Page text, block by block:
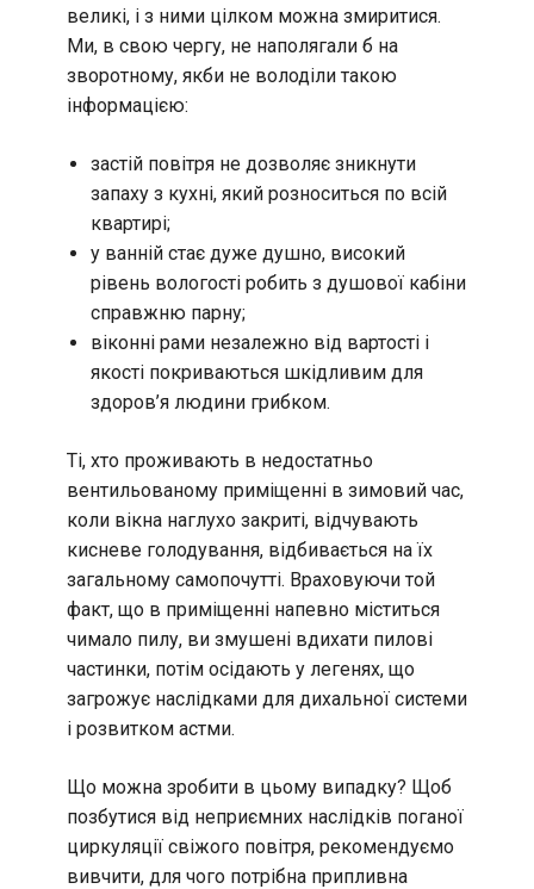
великі, і з ними цілком можна змиритися.
Ми, в свою чергу, не наполягали б на
зворотному, якби не володіли такою
інформацією:
застій повітря не дозволяє зникнути
запаху з кухні, який розноситься по всій
квартирі;
у ванній стає дуже душно, високий
рівень вологості робить з душової кабіни
справжню парну;
віконні рами незалежно від вартості і
якості покриваються шкідливим для
здоров’я людини грибком.
Ті, хто проживають в недостатньо
вентильованому приміщенні в зимовий час,
коли вікна наглухо закриті, відчувають
кисневе голодування, відбивається на їх
загальному самопочутті. Враховуючи той
факт, що в приміщенні напевно міститься
чимало пилу, ви змушені вдихати пилові
частинки, потім осідають у легенях, що
загрожує наслідками для дихальної системи
і розвитком астми.
Що можна зробити в цьому випадку? Щоб
позбутися від неприємних наслідків поганої
циркуляції свіжого повітря, рекомендуємо
вивчити, для чого потрібна припливна